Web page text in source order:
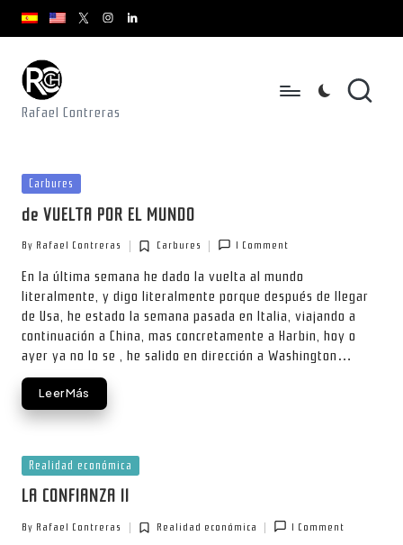
Skip
content
youtube.com
youtube.comx.com/rafacontrerasch
instagram.com
youtube.com
Rafael Contreras
Posted
in
Carbures
de VUELTA POR EL MUNDO
Posted
by
By Rafael Contreras
Posted
in
Carbures 1 Comment
En la última semana he dado la vuelta al mundo
literalmente, y digo literalmente porque después de llegar
de Usa, he estado la semana pasada en Italia, viajando a
continuación a China, mas concretamente a Harbin, hoy o
ayer ya no lo se , he salido en dirección a Washington…
Leer Más
Posted
in
Realidad económica
LA CONFIANZA II
Posted
By Rafael Contreras
Posted
Realidad económica 1 Comment